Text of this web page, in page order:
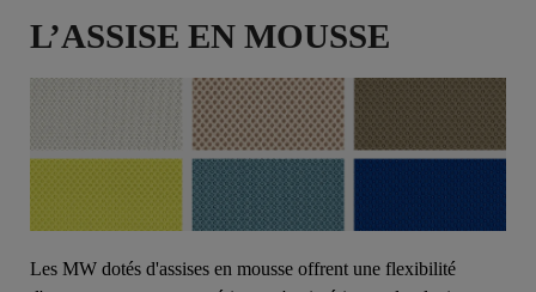
L’ASSISE EN MOUSSE
Les MW dotés d'assises en mousse offrent une flexibilité